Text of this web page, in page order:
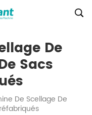
De
Sacs
De Scellage De